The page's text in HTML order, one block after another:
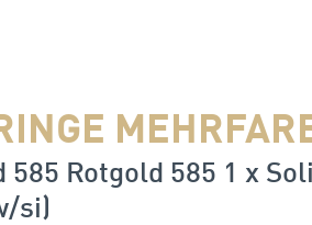
585 Rotgold 585 1 x
si)